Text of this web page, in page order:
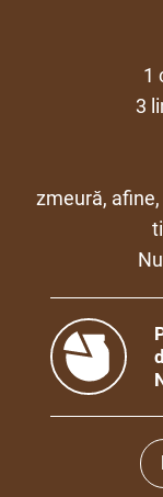
1
3
zmeură,